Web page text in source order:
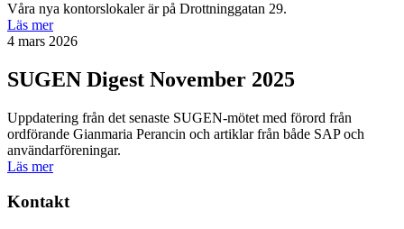
Våra nya kontorslokaler är på Drottninggatan 29.
Läs mer
4 mars 2026
SUGEN Digest November 2025
Uppdatering från det senaste SUGEN-mötet med förord från
ordförande Gianmaria Perancin och artiklar från både SAP och
användarföreningar.
Läs mer
Kontakt